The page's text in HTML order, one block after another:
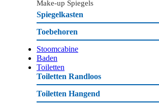
Make-up Spiegels
Spiegelkasten
Toebehoren
Stoomcabine
Baden
Toiletten
Toiletten Randloos
Toiletten Hangend